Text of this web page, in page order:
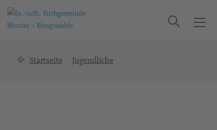
T
Suche
Startseite Jugendliche